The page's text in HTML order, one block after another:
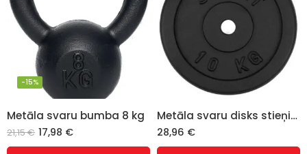
Metāla svaru bumba 8 kg
-15%
21,15€ 17,98 €
Metāla svaru disks stieņiem un hantelēm 10 kg (28 mm)
28,96 €